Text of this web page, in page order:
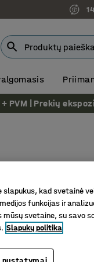
PVM | Prekių
slapukus, kad svetainė
funkcijas ir
mūsų svetaine, su savo
Slapukų politika